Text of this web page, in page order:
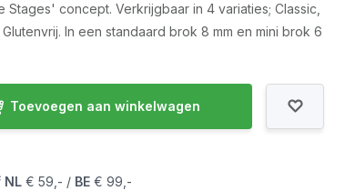
Stages' concept. Verkrijgbaar in 4 variaties; Classic,
In een standaard brok 8 mm en mini brok 6
Toevoegen aan winkelwagen
NL € 59,- / BE € 99,-